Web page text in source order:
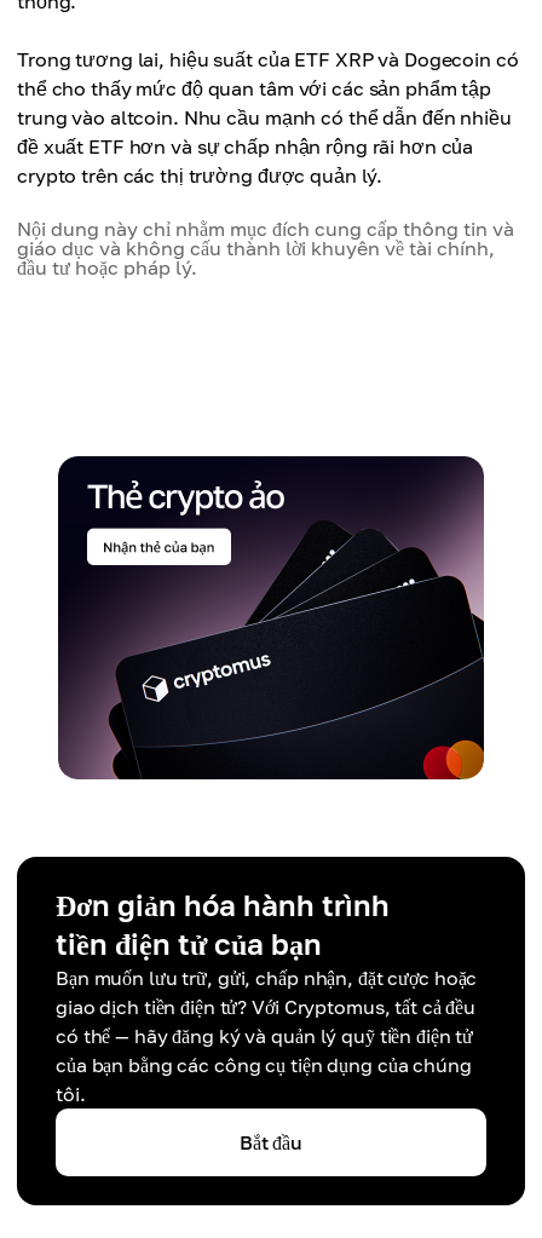
Trong tương lai, hiệu suất của ETF XRP và Dogecoin có
thể cho thấy mức độ quan tâm với các sản phẩm tập
trung vào altcoin. Nhu cầu mạnh có thể dẫn đến nhiều
đề xuất ETF hơn và sự chấp nhận rộng rãi hơn của
crypto trên các thị trường được quản lý.
Nội dung này chỉ nhằm mục đích cung cấp thông tin và
giáo dục và không cấu thành lời khuyên về tài chính,
đầu tư hoặc pháp lý.
Đơn giản hóa hành trình
tiền điện tử của bạn
Bạn muốn lưu trữ, gửi, chấp nhận, đặt cược hoặc
giao dịch tiền điện tử? Với Cryptomus, tất cả đều
có thể — hãy đăng ký và quản lý quỹ tiền điện tử
của bạn bằng các công cụ tiện dụng của chúng
tôi.
Bắt đầu